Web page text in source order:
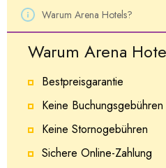
Warum Arena Hotels?
Warum Arena
Bestpreisgarantie
Keine
Keine Stornogebühren
Sichere Online-Zahlung